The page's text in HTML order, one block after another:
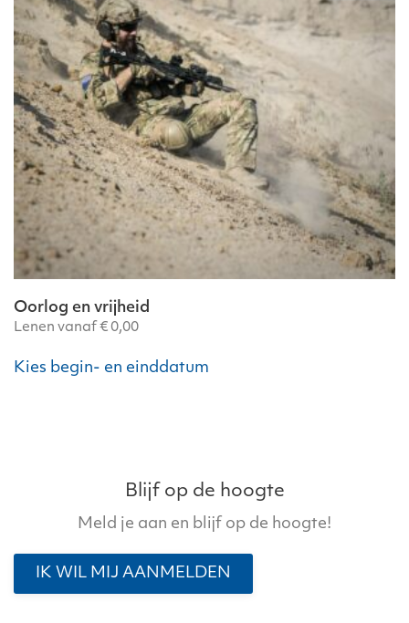
Oorlog en vrijheid
Lenen vanaf € 0,00
Kies begin- en einddatum
optie
gekozen
worden
op
Blijf op de hoogte
Meld je aan en blijf op de hoogte!
IK WIL MIJ AANMELDEN